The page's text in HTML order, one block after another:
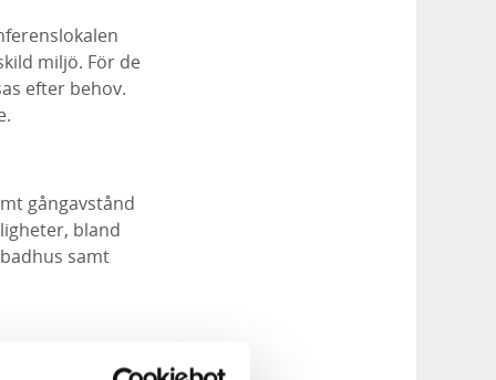
miljö. För de
efter behov.
gångavstånd
bland
samt